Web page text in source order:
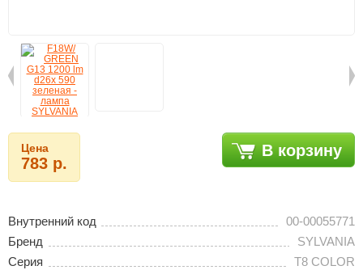
Цена
783 р.
В корзину
Внутренний код
00-00055771
Бренд
SYLVANIA
Серия
T8 COLOR